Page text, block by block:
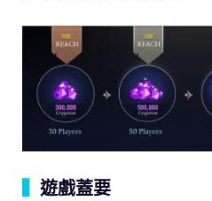
遊戲蓋要